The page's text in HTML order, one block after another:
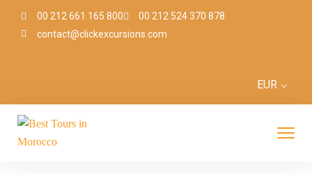
00 212 661 165 800
00 212 524 370 878
contact@clickexcursions.com
EUR